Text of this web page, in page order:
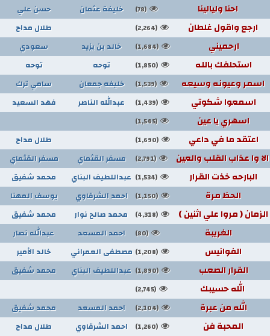
احنا وليالينا (78) خليفة عثمان حسن علي
ارجع واقول غلطان (2,264) طلال مداح
ارحميني (1,684) خالد بن يزيد سعودي
استحلفك بالله (1,850) توحه توحه
اسمر وعيونه وسيعه (1,539) خليفه جمعان سامي ترك
اسمعوا شكوتي (1,439) عبدالله الناصر فهد السعيد
اسهري يا عين (1,545)
اعتقد ما في داعي (1,690) طلال مداح
الا وا عذاب القلب والعين (2,791) مسفر القثماي مسفر القثماي
البارحه خذت القرار (1,534) عبداللطيف البناي محمد شفيق
الحظ مرة (1,150) احمد الشرقاوي يوسف المهنا
الزمان ( مروا علي اثنين ) (4,318) محمد صالح نوار محمد شفيق
الغريبة (80) احمد المسعد عبدالله نصار
الفوانيس (1,208) مصطفى العمراني خالد الأمير
القرار الصعب (1,890) عبداللطيف البناي محمد شفيق
الله حسيبك (2,745)
الله من عبرة (2,104) احمد المسعد محمد شفيق
المحبة فن (1,260) احمد الشرقاوي طلال مداح